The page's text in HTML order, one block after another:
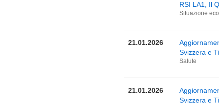
RSI LA1, Il
Situazione
21.01.2026
Svizzera e
Salute
21.01.2026
Svizzera e